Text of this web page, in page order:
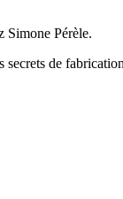
Simone Pérèle.
de